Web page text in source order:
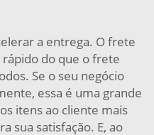
a entrega. O frete
do que o frete
Se o seu negócio
essa é uma grande
itens ao cliente mais
sua satisfação. E, ao